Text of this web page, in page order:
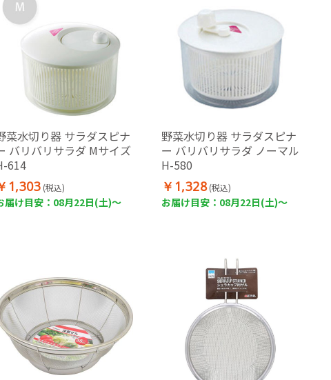
菜水切り器 サラダスピナ
バリバリサラダ Mサイズ
614
1,303 (税込)
届け目安：08月22日(土)～
野菜水切り器 サラダスピナ
ー バリバリサラダ ノーマル
H-580
￥1,328 (税込)
お届け目安：08月22日(土)～